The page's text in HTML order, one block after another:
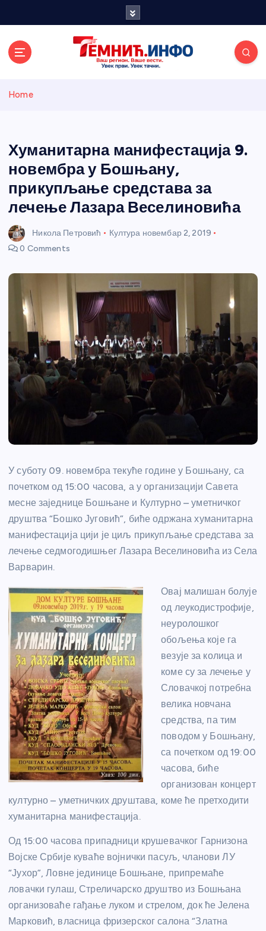
и портал
Home
Хуманитарна манифестација 9.
новембра у Бошњану,
прикупљање средстава за
лечење Лазара Веселиновића
Никола Петровић Култура новембар 2, 2019
0 Comments
У суботу 09. новембра текуће године у Бошњану, са
почетком од 15:00 часова, а у организацији Савета
месне заједнице Бошњане и Културно – уметничког
друштва “Бошко Југовић”, биће одржана хуманитарна
манифестација цији је циљ прикупљање средстава за
лечење седмогодишњег Лазара Веселиновића из Села
Варварин.
Овај малишан болује
од леукодистрофије,
неуролошког
обољења које га
везује за колица и
коме су за лечење у
Словачкој потребна
велика новчана
средства, па тим
поводом у Бошњану,
са почетком од 19:00
часова, биће
организован концерт
културно – уметничких друштава, коме ће претходити
хуманитарна манифестација.
Од 15:00 часова припадници крушевачког Гарнизона
Војске Србије куваће војнички пасуљ, чланови ЛУ
“Јухор”, Ловне јединице Бошњане, припремаће
ловачки гулаш, Стреличарско друштво из Бошњана
организоваће гађање луком и стрелом, док ће Јелена
Марковић, власница фризерског салона “Златна